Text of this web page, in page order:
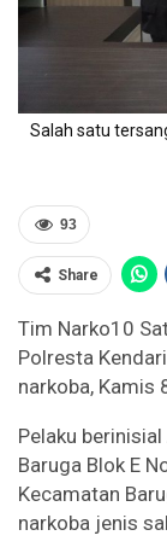
Salah satu
93
Share
Tim Narko10
Polresta
narkoba, Kamis
Pelaku
Baruga Blok E
Kecamatan
narkoba jenis